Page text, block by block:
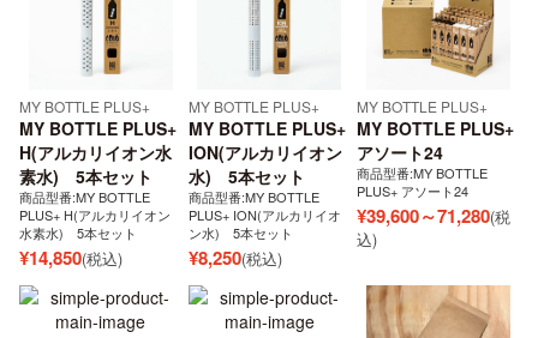
MY BOTTLE PLUS+
MY BOTTLE PLUS+
H(アルカリイオン水
素水) 5本セット
商品型番:MY BOTTLE
PLUS+ H(アルカリイオン
水素水) 5本セット
¥14,850(税込)
MY BOTTLE PLUS+
MY BOTTLE PLUS+
ION(アルカリイオン
水) 5本セット
商品型番:MY BOTTLE
PLUS+ ION(アルカリイオ
ン水) 5本セット
¥8,250(税込)
MY BOTTLE PLUS+
MY BOTTLE PLUS+
アソート24
商品型番:MY BOTTLE
PLUS+ アソート24
¥39,600～71,280(税
込)